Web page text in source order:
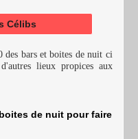
Célibs
des bars et boites de nuit ci
lieux propices aux
de nuit pour faire